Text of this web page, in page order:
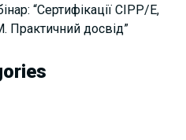
“Сертифікації СІРР/Е,
Практичний досвід”